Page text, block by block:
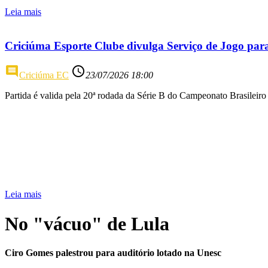
Leia mais
Criciúma Esporte Clube divulga Serviço de Jogo
commentCriciúma EC access_time23/07/2026 18:00
Partida é valida pela 20ª rodada da Série B do Campeonato Brasileiro
Leia mais
No "vácuo" de Lula
Ciro Gomes palestrou para auditório lotado na Unesc